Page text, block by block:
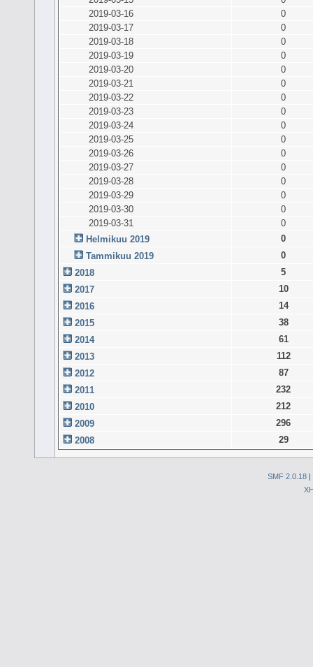
2019-03-16
0
2019-03-17
0
2019-03-18
0
2019-03-19
0
2019-03-20
0
2019-03-21
0
2019-03-22
0
2019-03-23
0
2019-03-24
0
2019-03-25
0
2019-03-26
0
2019-03-27
0
2019-03-28
0
2019-03-29
0
2019-03-30
0
2019-03-31
0
Helmikuu 2019
0
Tammikuu 2019
0
2018
5
2017
10
2016
14
2015
38
2014
61
2013
112
2012
87
2011
232
2010
212
2009
296
2008
29
SMF 2.0.18 |